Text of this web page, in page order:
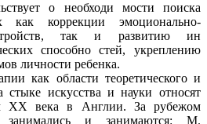
о необходи мости поиска
как коррекции эмоционально-
так и развитию ин
способно стей, укреплению
личности ребенка.
как области теоретического и
стыке искусства и науки относят
XX века в Англии. За рубежом
занимались и занимаются: М.